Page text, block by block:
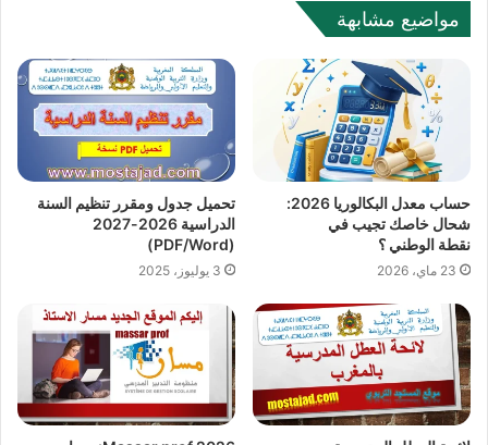
مواضيع مشابهة
حساب معدل البكالوريا 2026:
شحال خاصك تجيب في
نقطة الوطني ؟
23 ماي، 2026
تحميل جدول ومقرر تنظيم السنة
الدراسية 2026-2027
(PDF/Word)
3 يوليوز، 2025